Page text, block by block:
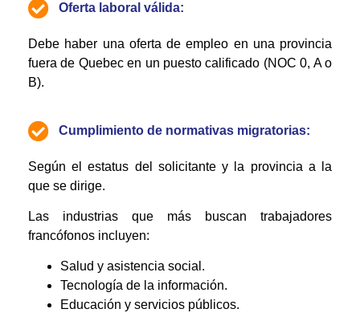
Oferta laboral válida:
Debe haber una oferta de empleo en una provincia
fuera de Quebec en un puesto calificado (NOC 0, A o
B).
Cumplimiento de normativas migratorias:
Según el estatus del solicitante y la provincia a la
que se dirige.
Las industrias que más buscan trabajadores
francófonos incluyen:
Salud y asistencia social.
Tecnología de la información.
Educación y servicios públicos.